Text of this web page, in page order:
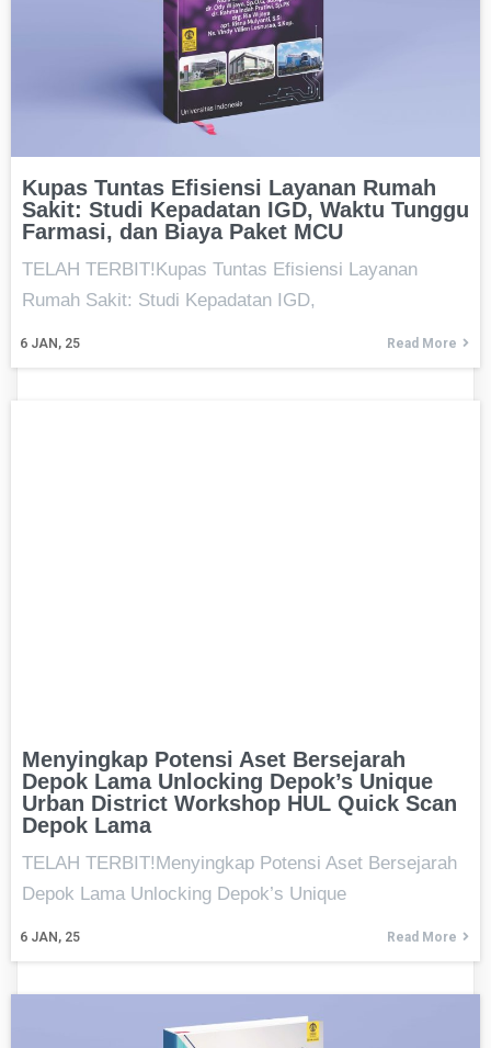
Kupas Tuntas Efisiensi Layanan Rumah
Sakit: Studi Kepadatan IGD, Waktu Tunggu
Farmasi, dan Biaya Paket MCU
6 JAN, 25
TELAH TERBIT!Kupas Tuntas Efisiensi Layanan
Rumah Sakit: Studi Kepadatan IGD,
Read More
Menyingkap Potensi Aset Bersejarah
Depok Lama Unlocking Depok’s Unique
Urban District Workshop HUL Quick Scan
Depok Lama
6 JAN, 25
TELAH TERBIT!Menyingkap Potensi Aset Bersejarah
Depok Lama Unlocking Depok’s Unique
Read More